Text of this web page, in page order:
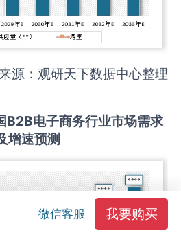
源：观研天下数据中心整理
B2B电子商务行业市场需求
增速预测
微信客服 我要购买